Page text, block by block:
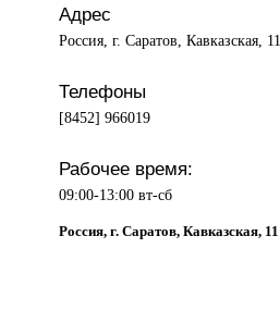
Адрес
Россия, г. Саратов, Кавказская, 11
Телефоны
[8452] 966019
Рабочее время:
09:00-13:00 вт-сб
Россия, г. Саратов, Кавказская, 11